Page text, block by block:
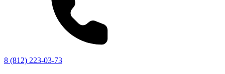
8 (812) 223-03-73